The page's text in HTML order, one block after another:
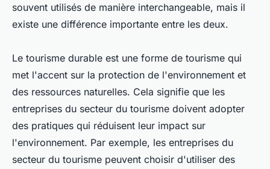
souvent utilisés de manière interchangeable, mais il
existe une différence importante entre les deux.
Le tourisme durable est une forme de tourisme qui
met l'accent sur la protection de l'environnement et
des ressources naturelles. Cela signifie que les
entreprises du secteur du tourisme doivent adopter
des pratiques qui réduisent leur impact sur
l'environnement. Par exemple, les entreprises du
secteur du tourisme peuvent choisir d'utiliser des